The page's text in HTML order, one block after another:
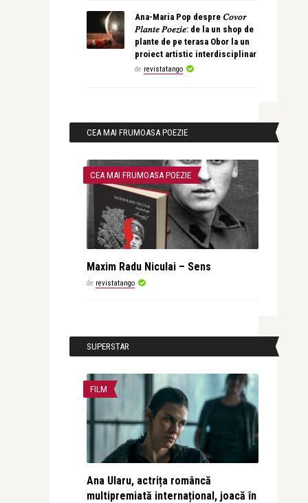
Ana-Maria Pop despre 𝐶𝑜𝑣𝑜𝑟
𝑃𝑙𝑎𝑛𝑡𝑒 𝑃𝑜𝑒𝑧𝑖𝑒: de la un shop de
plante de pe terasa Obor la un
proiect artistic interdisciplinar
de revistatango
CEA MAI FRUMOASA POEZIE
CEA MAI FRUMOASA POEZIE
Maxim Radu Niculai – Sens
de revistatango
SUPERSTAR
FILM
Ana Ularu, actrița româncă
multipremiată internațional, joacă în